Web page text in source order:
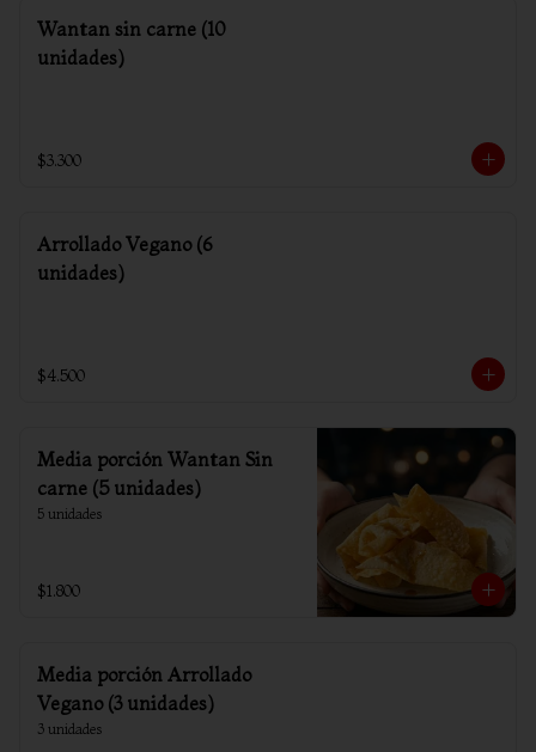
Wantan sin carne (10
unidades)
$3.300
Arrollado Vegano (6
unidades)
$4.500
Media porción Wantan Sin
carne (5 unidades)
5 unidades
$1.800
Media porción Arrollado
Vegano (3 unidades)
3 unidades